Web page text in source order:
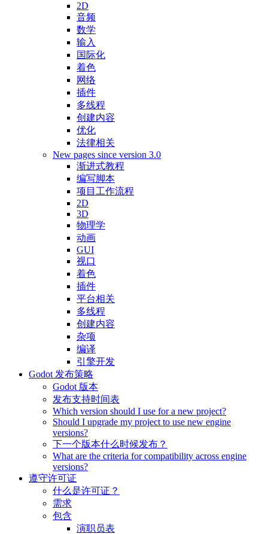
2D
音频
数学
输入
国际化
着色
网络
插件
多线程
创建内容
优化
法律相关
New pages since version 3.0
渐进式教程
编写脚本
项目工作流程
2D
3D
物理学
动画
GUI
视口
着色
插件
平台相关
多线程
创建内容
杂项
编译
引擎开发
Godot 发布策略
Godot 版本
发布支持时间表
Which version should I use for a new project?
Should I upgrade my project to use new engine
versions?
下一个版本什么时候发布？
What are the criteria for compatibility across engine
versions?
遵守许可证
什么是许可证？
需求
包含
演职员表